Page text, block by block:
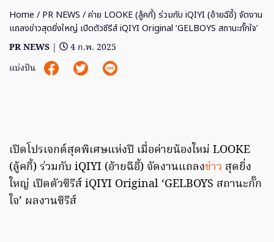
Home / PR NEWS / ค่าย LOOKE (ลู้คกี้) ร่วมกับ iQIYI (อ้ายฉีอี้) จัดงาน
แถลงข่าวสุดยิ่งใหญ่ เปิดตัวซีรีส์ iQIYI Original ‘GELBOYS สถานะกั๊กใจ’
PR NEWS |
4 ก.พ. 2025
แบ่งปัน
เปิดโปรเจกต์สุดพิเศษแห่งปี เมื่อค่ายน้องใหม่ LOOKE
(ลู้คกี้) ร่วมกับ iQIYI (อ้ายฉีอี้) จัดงานแถลงข่าว สุดยิ่ง
ใหญ่ เปิดตัวซีรีส์ iQIYI Original ‘GELBOYS สถานะกั๊ก
ใจ’ ผลงานซีรีส์